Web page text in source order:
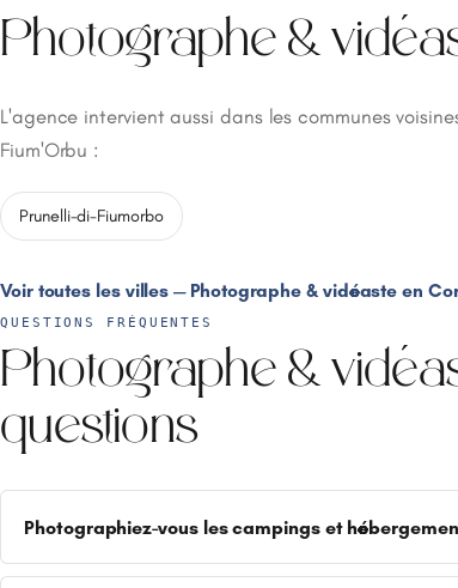
Photographe &
L'agence intervient aussi dans les communes
Fium'Orbu :
Prunelli-di-Fiumorbo
Voir toutes les villes — Photographe & vidéaste en
QUESTIONS FRÉQUENTES
Photographe &
questions
Photographiez-vous les campings et